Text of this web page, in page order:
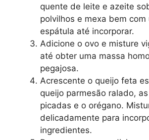
quente de leite e azeite
polvilhos e mexa bem com
espátula até incorporar.
Adicione o ovo e misture
até obter uma massa
pegajosa.
Acrescente o queijo feta
queijo parmesão ralado,
picadas e o orégano.
delicadamente para
ingredientes.